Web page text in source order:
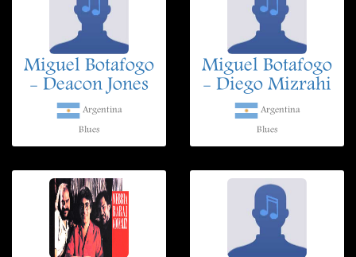
Miguel Botafogo
- Deacon Jones
Argentina
Blues
Miguel Botafogo
- Diego Mizrahi
Argentina
Blues